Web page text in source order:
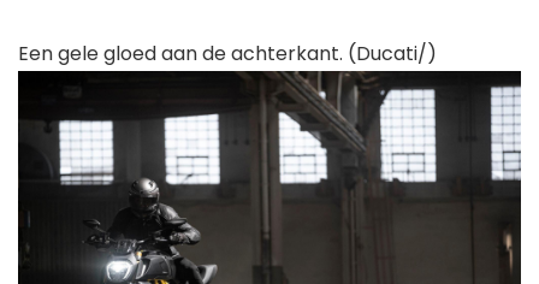
Een gele gloed aan de achterkant. (Ducati/)